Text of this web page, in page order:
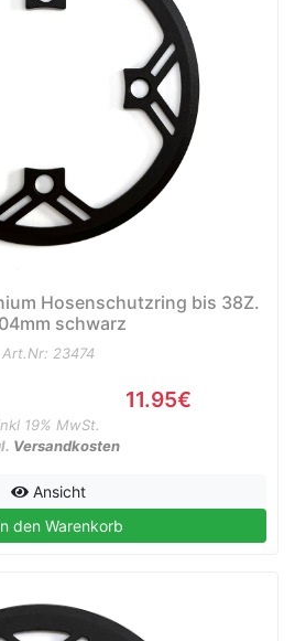
Hosenschutzring bis 38Z.
schwarz
Art.Nr: 23474
11.95€
19% MwSt.
Versandkosten
Ansicht
den Warenkorb